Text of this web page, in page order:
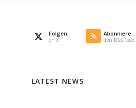
Folgen
on X
Abonniere
den RSS Feed
LATEST NEWS